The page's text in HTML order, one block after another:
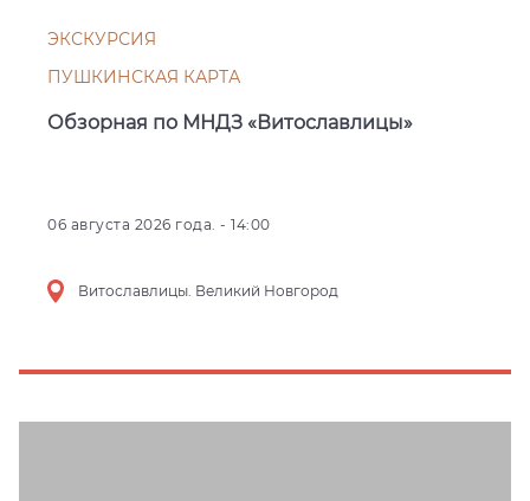
ЭКСКУРСИЯ
ПУШКИНСКАЯ КАРТА
Обзорная по МНДЗ «Витославлицы»
06 августа 2026 года. - 14:00
Витославлицы. Великий Новгород